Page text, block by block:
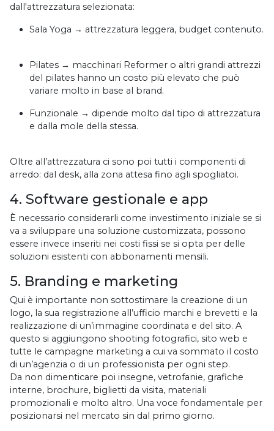
dall'attrezzatura selezionata:
Sala Yoga → attrezzatura leggera, budget contenuto.
Pilates → macchinari Reformer o altri grandi attrezzi
del pilates hanno un costo più elevato che può
variare molto in base al brand.
Funzionale → dipende molto dal tipo di attrezzatura
e dalla mole della stessa.
Oltre all’attrezzatura ci sono poi tutti i componenti di
arredo: dal desk, alla zona attesa fino agli spogliatoi.
4. Software gestionale e app
È necessario considerarli come investimento iniziale se si
va a sviluppare una soluzione customizzata, possono
essere invece inseriti nei costi fissi se si opta per delle
soluzioni esistenti con abbonamenti mensili.
5. Branding e marketing
Qui è importante non sottostimare la creazione di un
logo, la sua registrazione all’ufficio marchi e brevetti e la
realizzazione di un’immagine coordinata e del sito. A
questo si aggiungono shooting fotografici, sito web e
tutte le campagne marketing a cui va sommato il costo
di un’agenzia o di un professionista per ogni step.
Da non dimenticare poi insegne, vetrofanie, grafiche
interne, brochure, biglietti da visita, materiali
promozionali e molto altro. Una voce fondamentale per
posizionarsi nel mercato sin dal primo giorno.